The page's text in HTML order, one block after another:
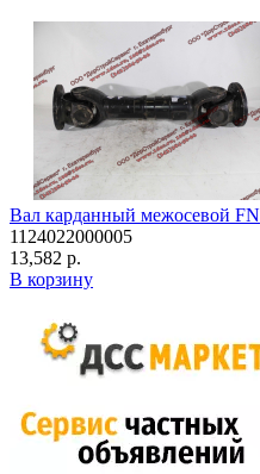
Вал карданный межосевой FN
1124022000005
13,582 р.
В корзину